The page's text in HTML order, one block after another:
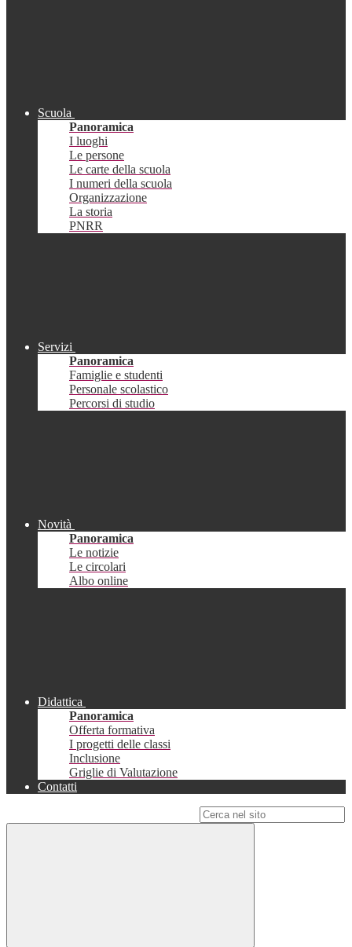
Scuola
Panoramica
I luoghi
Le persone
Le carte della scuola
I numeri della scuola
Organizzazione
La storia
PNRR
Servizi
Panoramica
Famiglie e studenti
Personale scolastico
Percorsi di studio
Novità
Panoramica
Le notizie
Le circolari
Albo online
Didattica
Panoramica
Offerta formativa
I progetti delle classi
Inclusione
Griglie di Valutazione
Contatti